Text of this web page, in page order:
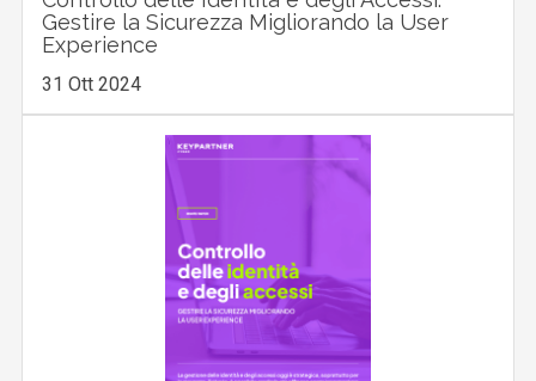
Gestire la Sicurezza Migliorando la User
Experience
31 Ott 2024